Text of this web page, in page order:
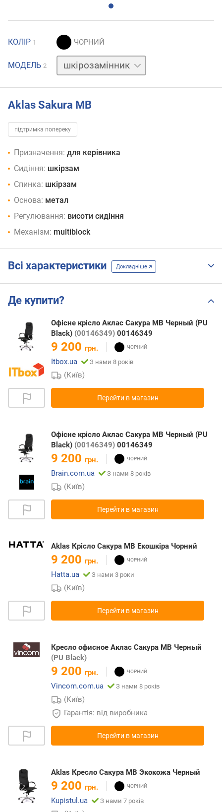
КОЛІР 1
МОДЕЛЬ 2
сітка
Aklas Sakura MB
підтримка попереку
Призначення: для керівника
Сидіння: шкірзам
Спинка: шкірзам
Основа: метал
Регулювання: висоти сидіння
Механізм: multiblock
Всі характеристики Докладніше
Де купити?
Офісне крісло Аклас Сакура MB Черный (PU
Black) (00146349) 00146349
9 200 грн.
Itbox.ua
З нами 8 років
(Київ)
Перейти в магазин
Офісне крісло Аклас Сакура MB Черный (PU
Black) (00146349) 00146349
9 200 грн.
Brain.com.ua
З нами 8 років
(Київ)
Перейти в магазин
Aklas Крісло Сакура MB Екошкіра Чорний
9 200 грн.
Hatta.ua
З нами 3 роки
(Київ)
Перейти в магазин
Кресло офисное Аклас Сакура MB Черный
(PU Black)
9 200 грн.
Vincom.com.ua
З нами 8 років
(Київ)
Гарантія: від виробника
Перейти в магазин
Aklas Кресло Сакура MB Экокожа Черный
9 200 грн.
Kupistul.ua
З нами 7 років